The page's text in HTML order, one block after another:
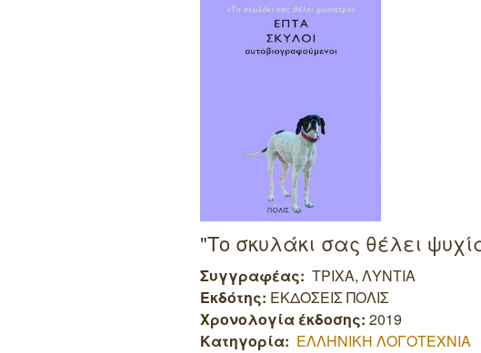
"Το σκυλάκι σας θέλει
Συγγραφέας: ΤΡΙΧΑ, ΛΥΝΤΙΑ
Εκδότης: ΕΚΔΟΣΕΙΣ ΠΟΛΙΣ
Χρονολογία έκδοσης: 2019
Κατηγορία: ΕΛΛΗΝΙΚΗ ΛΟΓΟΤΕΧΝΙΑ